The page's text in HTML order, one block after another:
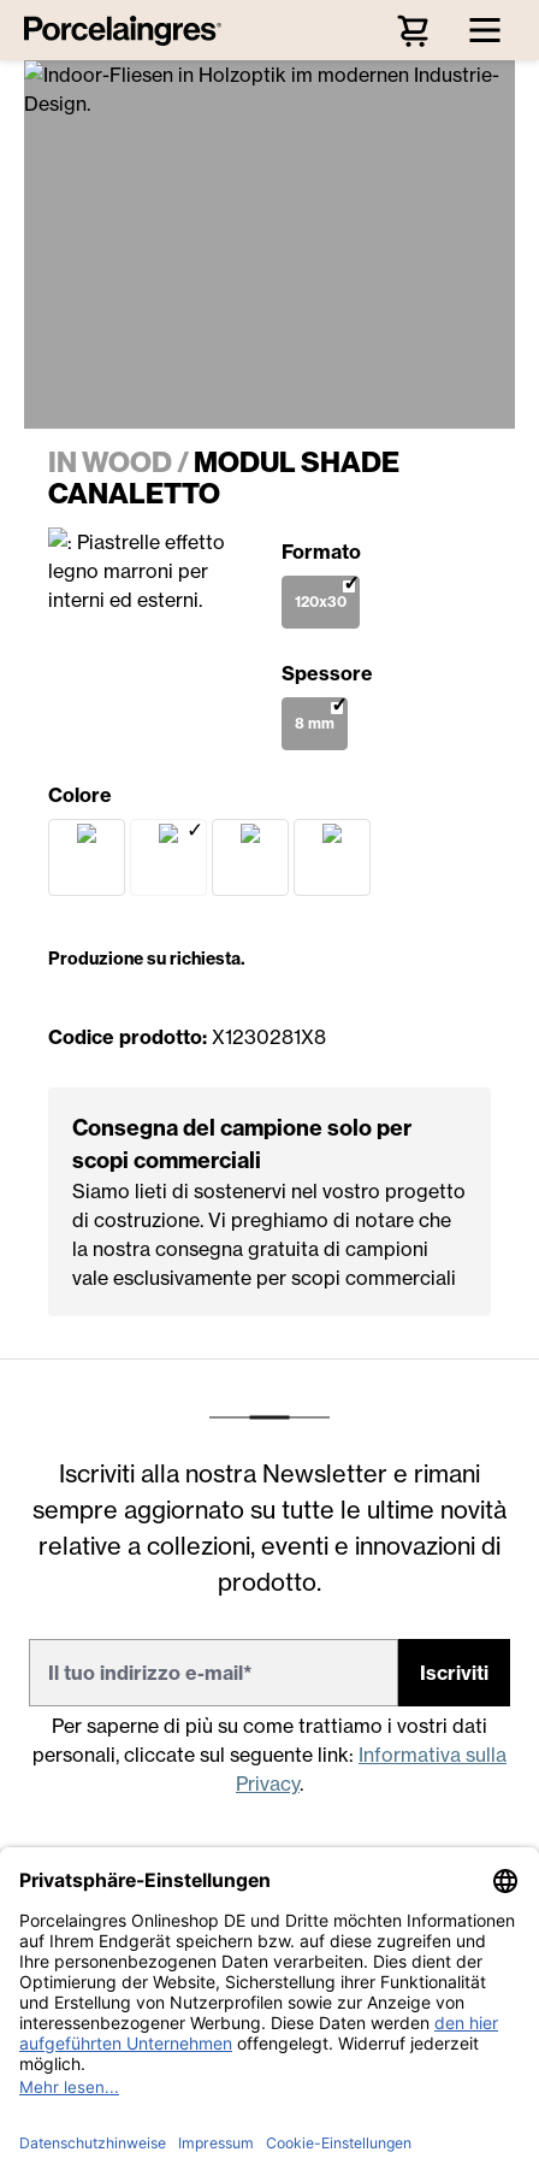
Passa al contenuto principale
IN WOOD /MODUL SHADE
CANALETTO
Seleziona
Formato
120x30
Seleziona
Spessore
8 mm
Seleziona
Colore
Produzione su richiesta.
Codice prodotto: X1230281X8
Consegna del campione solo per
scopi commerciali
Siamo lieti di sostenervi nel vostro progetto
di costruzione. Vi preghiamo di notare che
la nostra consegna gratuita di campioni
vale esclusivamente per scopi commerciali
Iscriviti alla nostra Newsletter e rimani
sempre aggiornato su tutte le ultime novità
relative a collezioni, eventi e innovazioni di
prodotto.
Iscriviti
Per saperne di più su come trattiamo i vostri dati
personali, cliccate sul seguente link: Informativa sulla
Privacy.
Note legali
Condizioni generali di vendita
Informativa sulla Privacy
Lavora con noi